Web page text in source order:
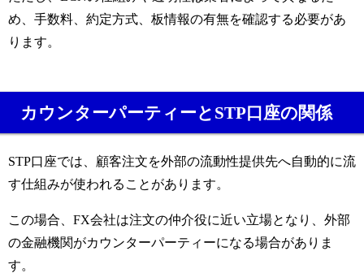
め、手数料、約定方式、板情報の有無を確認する必要があ
ります。
カウンターパーティーとSTP口座の関係
STP口座では、顧客注文を外部の流動性提供先へ自動的に流
す仕組みが使われることがあります。
この場合、FX会社は注文の仲介役に近い立場となり、外部
の金融機関がカウンターパーティーになる場合がありま
す。